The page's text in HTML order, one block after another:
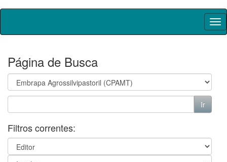
Skip
Página de Busca
Filtros correntes: